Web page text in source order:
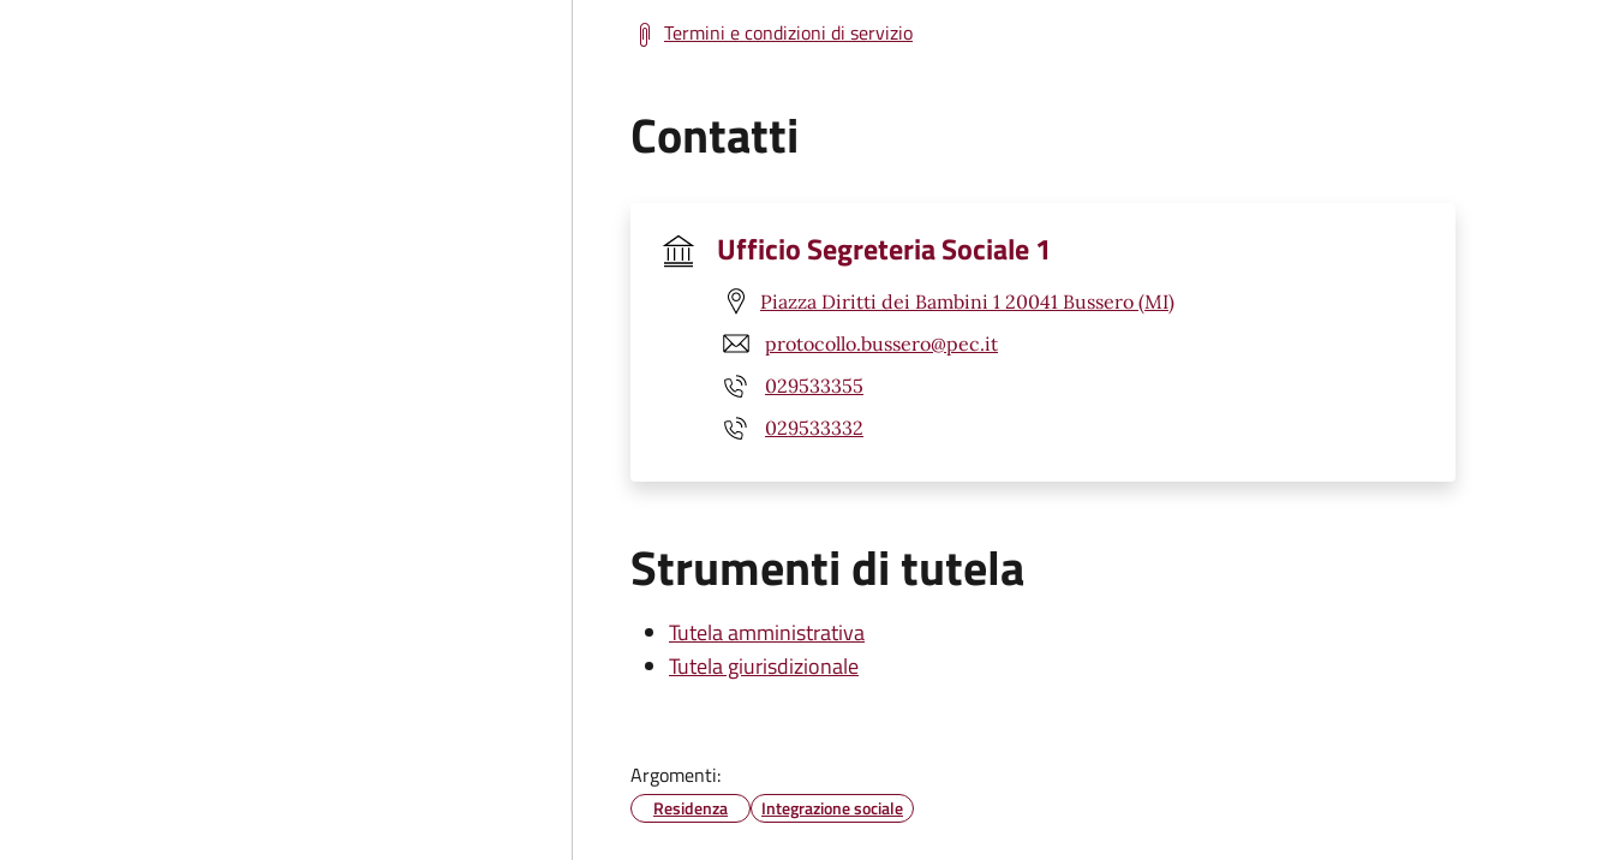
Termini e condizioni di servizio
Contatti
Ufficio Segreteria Sociale 1
Piazza Diritti dei Bambini 1 20041 Bussero (MI)
protocollo.bussero@pec.it
029533355
029533332
Strumenti di tutela
Tutela amministrativa
Tutela giurisdizionale
Argomenti:
Residenza Integrazione sociale